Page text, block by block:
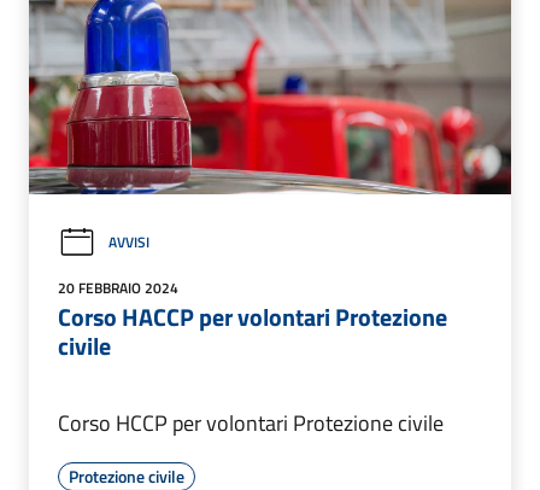
AVVISI
20 FEBBRAIO 2024
Corso HACCP per volontari Protezione
civile
Corso HCCP per volontari Protezione civile
Protezione civile